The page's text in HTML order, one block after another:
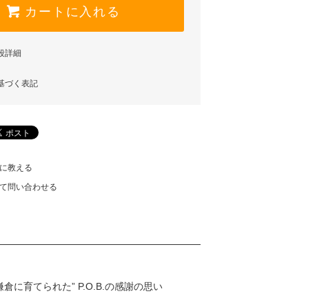
カートに入れる
詳細
づく表記
教える
問い合わせる
に育てられた” P.O.B.の感謝の思い